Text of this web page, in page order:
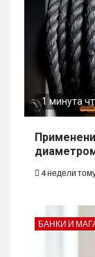
1 минута
4 недели
БАНКИ И